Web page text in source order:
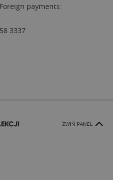
payments:
3337
ZWIŃ PANEL